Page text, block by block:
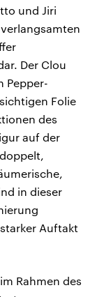
und Jiri
Der Clou
Pepper-
Folie
des
auf der
in dieser
Auftakt
Rahmen des